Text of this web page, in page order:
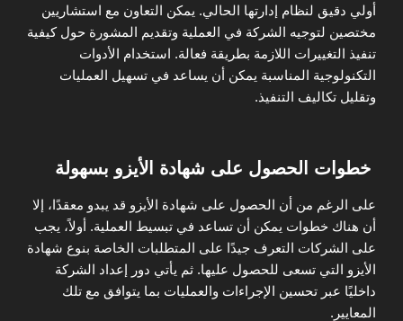
أولي دقيق لنظام إدارتها الحالي. يمكن التعاون مع استشاريين
مختصين لتوجيه الشركة في العملية وتقديم المشورة حول كيفية
تنفيذ التغييرات اللازمة بطريقة فعالة. استخدام الأدوات
التكنولوجية المناسبة يمكن أن يساعد في تسهيل العمليات
وتقليل تكاليف التنفيذ.
خطوات الحصول على شهادة الأيزو بسهولة
على الرغم من أن الحصول على شهادة الأيزو قد يبدو معقدًا، إلا
أن هناك خطوات يمكن أن تساعد في تبسيط العملية. أولاً، يجب
على الشركات التعرف جيدًا على المتطلبات الخاصة بنوع شهادة
الأيزو التي تسعى للحصول عليها. ثم يأتي دور إعداد الشركة
داخليًا عبر تحسين الإجراءات والعمليات بما يتوافق مع تلك
المعايير.